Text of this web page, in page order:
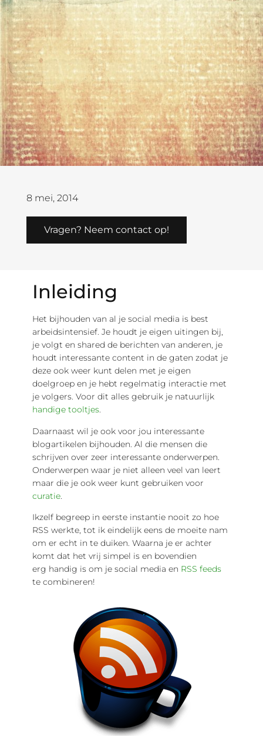
8 mei, 2014
Vragen? Neem contact op!
Inleiding
Het bijhouden van al je social media is best
arbeidsintensief. Je houdt je eigen uitingen bij,
je volgt en shared de berichten van anderen, je
houdt interessante content in de gaten zodat je
deze ook weer kunt delen met je eigen
doelgroep en je hebt regelmatig interactie met
je volgers. Voor dit alles gebruik je natuurlijk
handige tooltjes.
Daarnaast wil je ook voor jou interessante
blogartikelen bijhouden. Al die mensen die
schrijven over zeer interessante onderwerpen.
Onderwerpen waar je niet alleen veel van leert
maar die je ook weer kunt gebruiken voor
curatie.
Ikzelf begreep in eerste instantie nooit zo hoe
RSS werkte, tot ik eindelijk eens de moeite nam
om er echt in te duiken. Waarna je er achter
komt dat het vrij simpel is en bovendien
erg handig is om je social media en RSS feeds
te combineren!